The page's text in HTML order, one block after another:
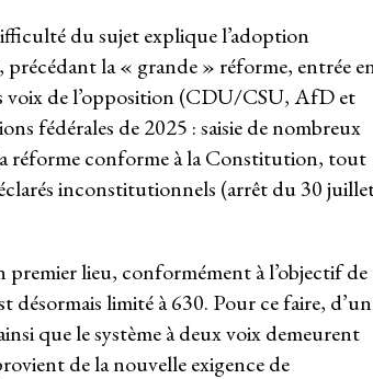
du sujet explique l’adoption
la « grande » réforme, entrée
voix de l’opposition (CDU/CSU, AfD et
fédérales de 2025 : saisie de nombreux
réforme conforme à la Constitution, tout
inconstitutionnels (arrêt du 30
lieu, conformément à l’objectif de
désormais limité à 630. Pour ce faire, d’un
que le système à deux voix demeurent
de la nouvelle exigence de